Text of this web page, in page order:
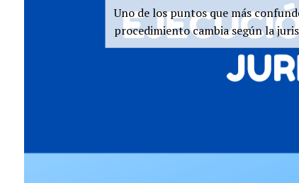
Uno de los puntos que más
procedimiento cambia según la